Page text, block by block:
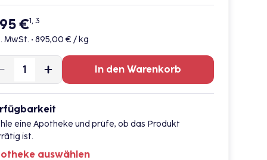
€1, 3
MwSt. • 895,00 € / kg
In den Warenkorb
eine Apotheke und prüfe, ob das Produkt
ist.
auswählen